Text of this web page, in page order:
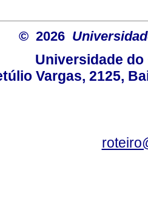
© 2026
Universidade do
Vargas, 2125,